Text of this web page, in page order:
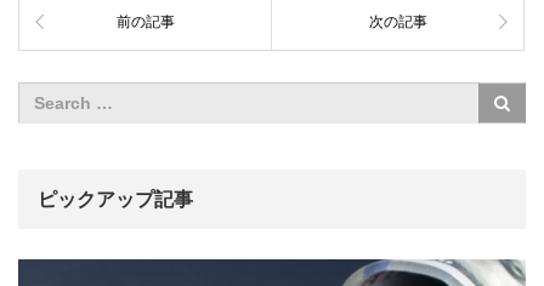
前の記事 次の記事
ピックアップ記事